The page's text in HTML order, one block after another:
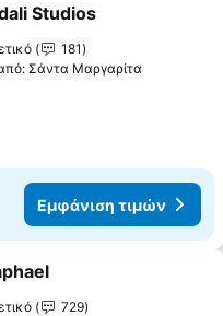
στα αγαπημένα
Studios
181
Σάντα Μαργαρίτα
Εμφάνιση τιμών
στα αγαπημένα
729